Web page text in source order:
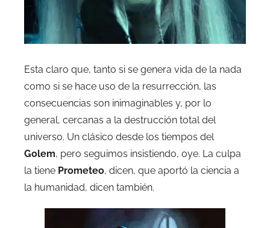
Esta claro que, tanto si se genera vida de la nada
como si se hace uso de la resurrección, las
consecuencias son inimaginables y, por lo
general, cercanas a la destrucción total del
universo. Un clásico desde los tiempos del
Golem, pero seguimos insistiendo, oye. La culpa
la tiene Prometeo, dicen, que aportó la ciencia a
la humanidad, dicen también.